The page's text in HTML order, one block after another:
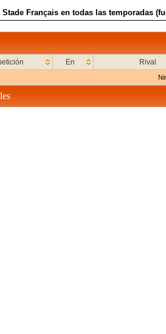
Français en todas las temporadas
En Rival